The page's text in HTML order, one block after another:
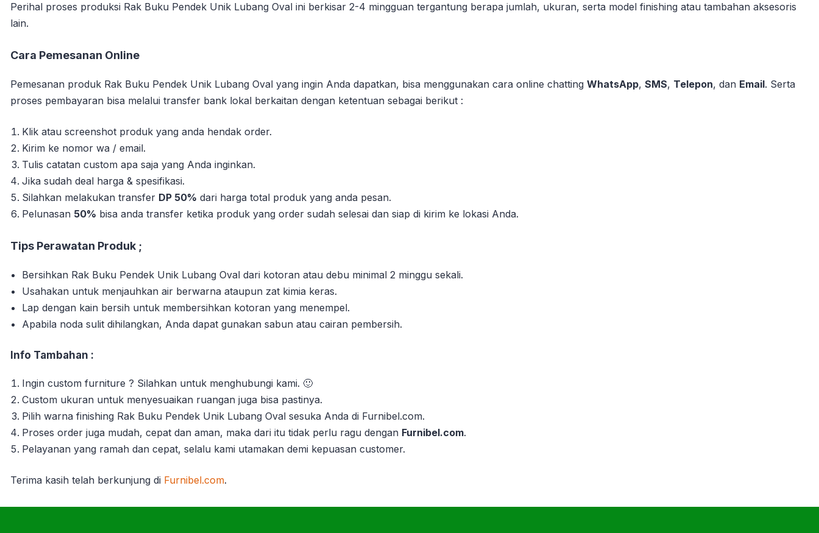
Perihal proses produksi Rak Buku Pendek Unik Lubang Oval ini berkisar 2-4 mingguan tergantung berapa jumlah, ukuran, serta model finishing atau tambahan aksesoris
lain.
Cara Pemesanan Online
Pemesanan produk Rak Buku Pendek Unik Lubang Oval yang ingin Anda dapatkan, bisa menggunakan cara online chatting WhatsApp, SMS, Telepon, dan Email. Serta
proses pembayaran bisa melalui transfer bank lokal berkaitan dengan ketentuan sebagai berikut :
Klik atau screenshot produk yang anda hendak order.
Kirim ke nomor wa / email.
Tulis catatan custom apa saja yang Anda inginkan.
Jika sudah deal harga & spesifikasi.
Silahkan melakukan transfer DP 50% dari harga total produk yang anda pesan.
Pelunasan 50% bisa anda transfer ketika produk yang order sudah selesai dan siap di kirim ke lokasi Anda.
Tips Perawatan Produk ;
Bersihkan Rak Buku Pendek Unik Lubang Oval dari kotoran atau debu minimal 2 minggu sekali.
Usahakan untuk menjauhkan air berwarna ataupun zat kimia keras.
Lap dengan kain bersih untuk membersihkan kotoran yang menempel.
Apabila noda sulit dihilangkan, Anda dapat gunakan sabun atau cairan pembersih.
Info Tambahan :
Ingin custom furniture ? Silahkan untuk menghubungi kami. 🙂
Custom ukuran untuk menyesuaikan ruangan juga bisa pastinya.
Pilih warna finishing Rak Buku Pendek Unik Lubang Oval sesuka Anda di Furnibel.com.
Proses order juga mudah, cepat dan aman, maka dari itu tidak perlu ragu dengan Furnibel.com.
Pelayanan yang ramah dan cepat, selalu kami utamakan demi kepuasan customer.
Terima kasih telah berkunjung di Furnibel.com.